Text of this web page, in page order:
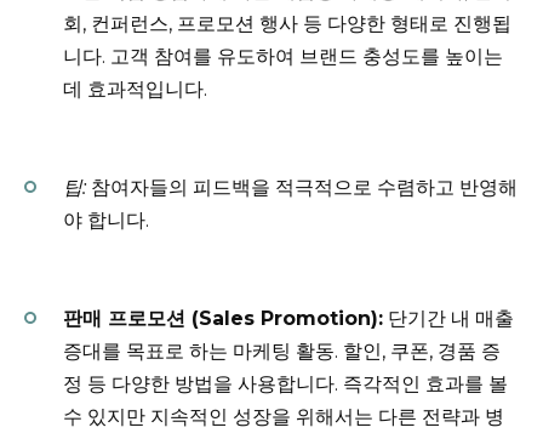
회, 컨퍼런스, 프로모션 행사 등 다양한 형태로 진행됩
니다. 고객 참여를 유도하여 브랜드 충성도를 높이는
데 효과적입니다.
팁:참여자들의 피드백을 적극적으로 수렴하고 반영해
야 합니다.
판매 프로모션 (Sales Promotion): 단기간 내 매출
증대를 목표로 하는 마케팅 활동. 할인, 쿠폰, 경품 증
정 등 다양한 방법을 사용합니다. 즉각적인 효과를 볼
수 있지만 지속적인 성장을 위해서는 다른 전략과 병